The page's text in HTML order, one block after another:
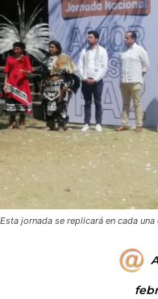
Esta jornada se replicará en cada